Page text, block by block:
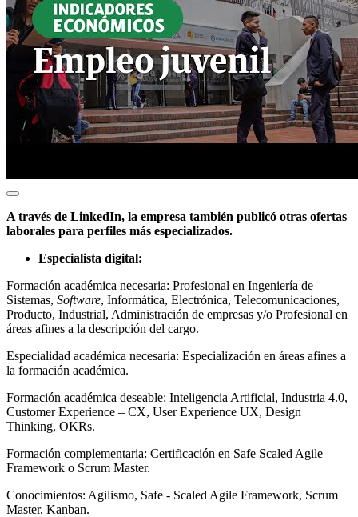
A través de LinkedIn, la empresa también publicó otras ofertas
laborales para perfiles más especializados.
Especialista digital:
Formación académica necesaria: Profesional en Ingeniería de
Sistemas, Software, Informática, Electrónica, Telecomunicaciones,
Producto, Industrial, Administración de empresas y/o Profesional en
áreas afines a la descripción del cargo.
Especialidad académica necesaria: Especialización en áreas afines a
la formación académica.
Formación académica deseable: Inteligencia Artificial, Industria 4.0,
Customer Experience – CX, User Experience UX, Design
Thinking, OKRs.
Formación complementaria: Certificación en Safe Scaled Agile
Framework o Scrum Master.
Conocimientos: Agilismo, Safe - Scaled Agile Framework, Scrum
Master, Kanban.